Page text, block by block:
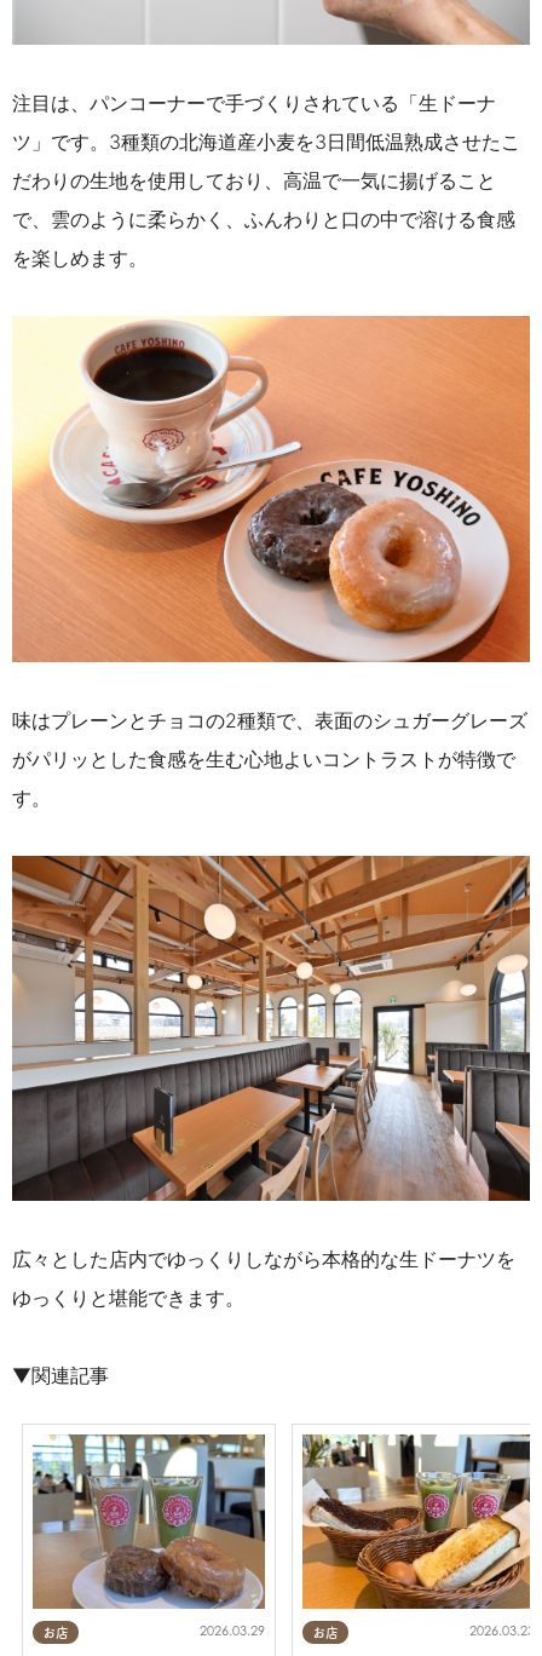
注目は、パンコーナーで手づくりされている「生ドーナ
ツ」です。3種類の北海道産小麦を3日間低温熟成させたこ
だわりの生地を使用しており、高温で一気に揚げること
で、雲のように柔らかく、ふんわりと口の中で溶ける食感
を楽しめます。
味はプレーンとチョコの2種類で、表面のシュガーグレーズ
がパリッとした食感を生む心地よいコントラストが特徴で
す。
広々とした店内でゆっくりしながら本格的な生ドーナツを
ゆっくりと堪能できます。
▼関連記事
お店 2026.03.29 お店 2026.03.23